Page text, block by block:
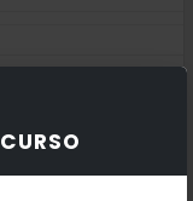
Update on Epidemiology, Risk